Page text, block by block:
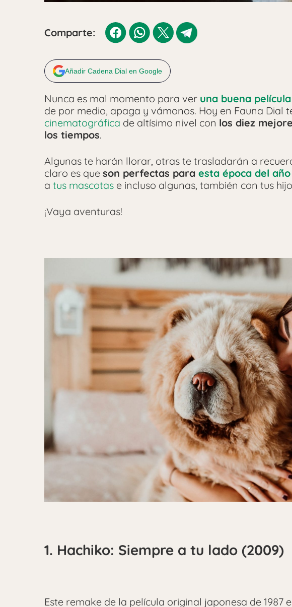
Comparte:
Añadir Cadena Dial en Google
Nunca es mal momento para ver una buena película
de por medio, apaga y vámonos. Hoy en Fauna Dial
cinematográfica de altísimo nivel con los diez
los tiempos.
Algunas te harán llorar, otras te trasladarán a
claro es que son perfectas para esta época del año
a tus mascotas e incluso algunas, también con tus
¡Vaya aventuras!
1. Hachiko: Siempre a tu lado (2009)
Este remake de la película original japonesa de